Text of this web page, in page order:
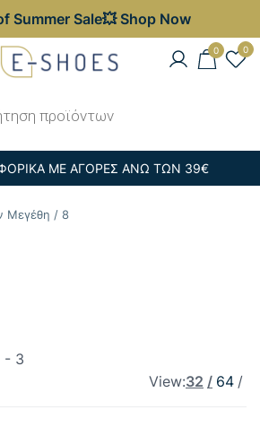
Summer Sale💥 Shop Now
Παπούτσια – Επώνυμες Τσάντες στις
0 0
ΜΕ ΑΓΟΡΕΣ ΑΝΩ ΤΩΝ 39€
Μεγέθη / 8
- 3
View:32 64